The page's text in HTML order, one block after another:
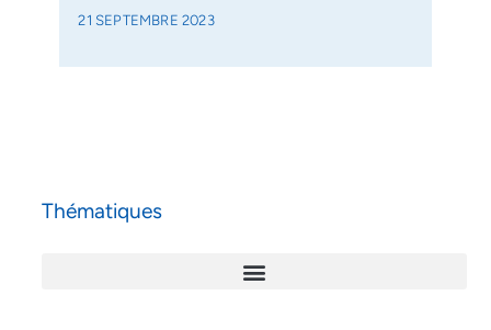
21 SEPTEMBRE 2023
Thématiques